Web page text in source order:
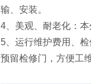
输、安装。
4、美观、耐老化：
5、运行维护费用、
预留检修门，方便工